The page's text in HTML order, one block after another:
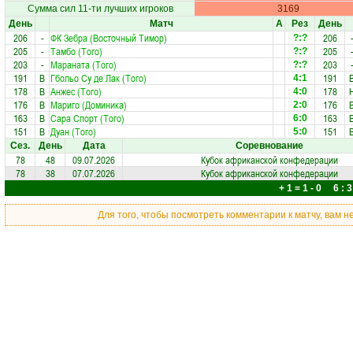
Сумма сил 11-ти лучших игроков
3169
День
Матч А Рез
206 - ФК Зебра (Восточный Тимор) ?:?
205 - Тамбо (Того) ?:?
203 - Мараната (Того) ?:?
191 В Гбольо Су де Лак (Того) 4:1
178 В Анжес (Того) 4:0
176 В Мариго (Доминика) 2:0
163 В Сара Спорт (Того) 6:0
151 В Дуан (Того) 5:0
День
206
-
205
-
203
-
191
178
176
163
151
Сез. День Дата Соревнование
78 48 09.07.2026
Кубок африканской конфедерации
78
38 07.07.2026 Кубок африканской конфедерации
+ 1 = 1 - 0 6 : 3
Для того, чтобы посмотреть комментарии к матчу, вам